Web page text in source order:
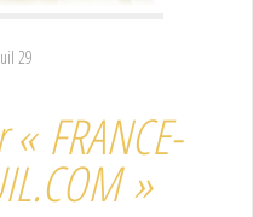
29
FRANCE-
»